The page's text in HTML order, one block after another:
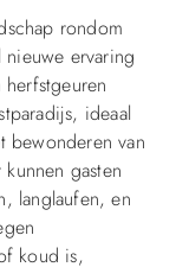
rondom
ervaring
ideaal
bewonderen van
gasten
langlaufen, en
koud is,